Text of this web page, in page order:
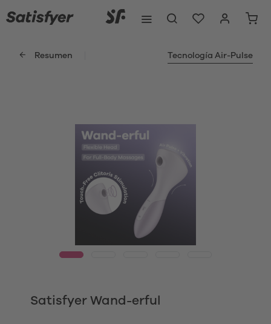
Resumen Tecnología Air-Pulse
Satisfyer Wand-erful